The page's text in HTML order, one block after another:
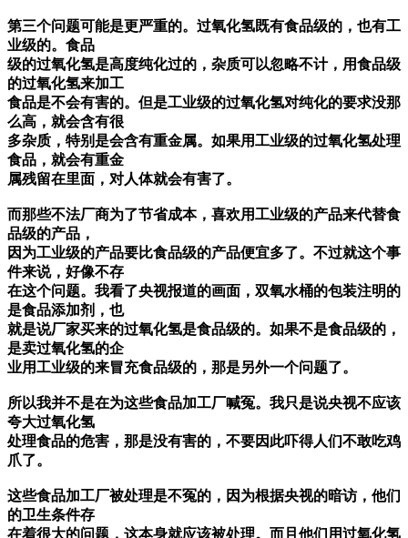
第三个问题可能是更严重的。过氧化氢既有食品级的，也有工
业级的。食品
级的过氧化氢是高度纯化过的，杂质可以忽略不计，用食品级
的过氧化氢来加工
食品是不会有害的。但是工业级的过氧化氢对纯化的要求没那
么高，就会含有很
多杂质，特别是会含有重金属。如果用工业级的过氧化氢处理
食品，就会有重金
属残留在里面，对人体就会有害了。
而那些不法厂商为了节省成本，喜欢用工业级的产品来代替食
品级的产品，
因为工业级的产品要比食品级的产品便宜多了。不过就这个事
件来说，好像不存
在这个问题。我看了央视报道的画面，双氧水桶的包装注明的
是食品添加剂，也
就是说厂家买来的过氧化氢是食品级的。如果不是食品级的，
是卖过氧化氢的企
业用工业级的来冒充食品级的，那是另外一个问题了。
所以我并不是在为这些食品加工厂喊冤。我只是说央视不应该
夸大过氧化氢
处理食品的危害，那是没有害的，不要因此吓得人们不敢吃鸡
爪了。
这些食品加工厂被处理是不冤的，因为根据央视的暗访，他们
的卫生条件存
在着很大的问题，这本身就应该被处理。而且他们用过氧化氢